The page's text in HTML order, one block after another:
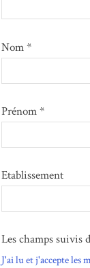
Nom *
Prénom *
Etablissement
Les champs suivis
J'ai lu et j'accepte les